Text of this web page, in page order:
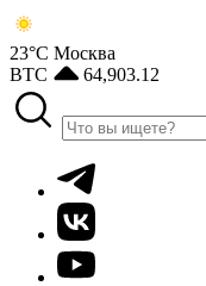
23°С Москва
BTC
64,903.12